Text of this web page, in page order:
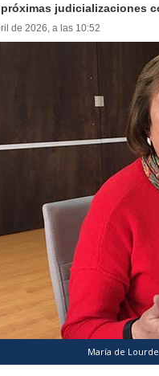
judicializaciones
de 2026, a las 10:52
María de